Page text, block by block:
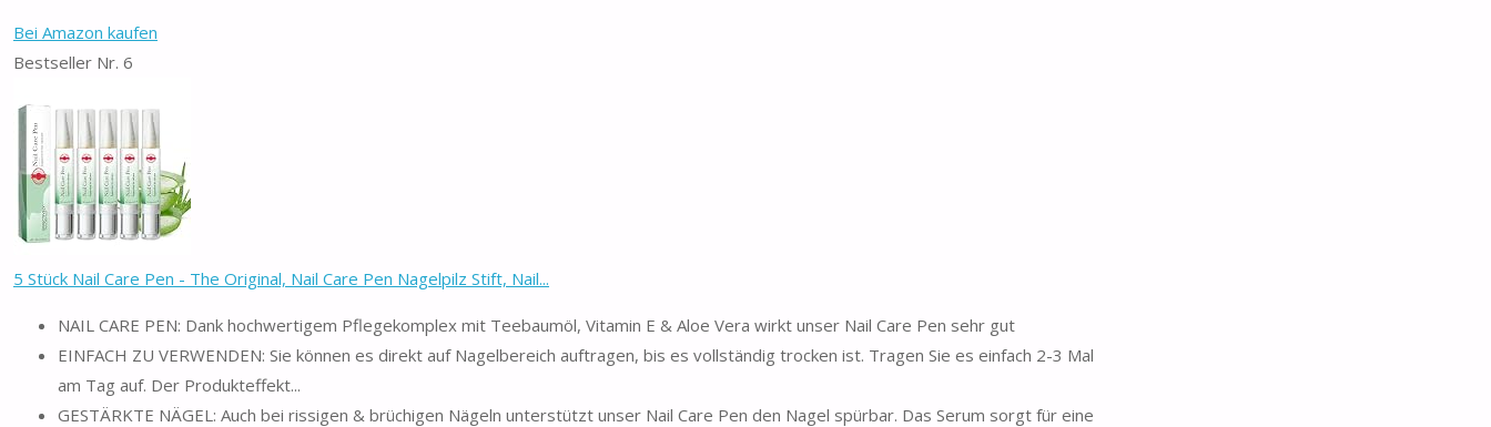
Bei Amazon kaufen
Bestseller Nr. 6
5 Stück Nail Care Pen - The Original, Nail Care Pen Nagelpilz Stift, Nail...
NAIL CARE PEN: Dank hochwertigem Pflegekomplex mit Teebaumöl, Vitamin E & Aloe Vera wirkt unser Nail Care Pen sehr gut
EINFACH ZU VERWENDEN: Sie können es direkt auf Nagelbereich auftragen, bis es vollständig trocken ist. Tragen Sie es einfach 2-3 Mal
am Tag auf. Der Produkteffekt...
GESTÄRKTE NÄGEL: Auch bei rissigen & brüchigen Nägeln unterstützt unser Nail Care Pen den Nagel spürbar. Das Serum sorgt für eine